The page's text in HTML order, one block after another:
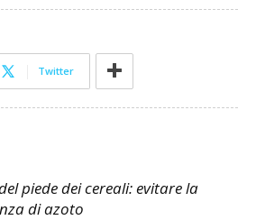
Twitter
piede dei cereali: evitare la
di azoto